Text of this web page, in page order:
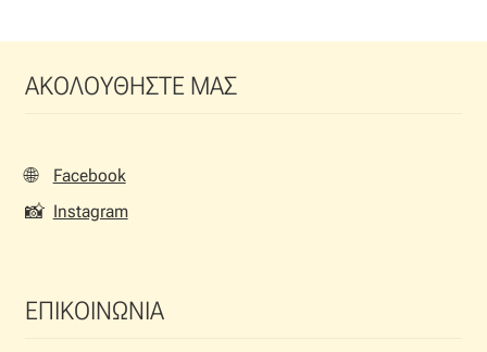
ΑΚΟΛΟΥΘΗΣΤΕ ΜΑΣ
🌐 Facebook
📸 Instagram
ΕΠΙΚΟΙΝΩΝΙΑ